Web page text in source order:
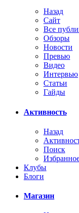
Назад
Сайт
Все
Обзоры
Новости
Превью
Видео
Интервью
Статьи
Гайды
Активность
Назад
Поиск
Клубы
Блоги
Магазин